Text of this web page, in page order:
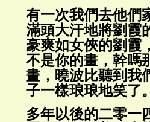
有一次我們去他們
滿頭大汗地將劉霞
豪爽如女俠的劉霞
不是你的畫，幹嗎
畫，曉波比聽到我
子一樣琅琅地笑了。
多年以後的二零一